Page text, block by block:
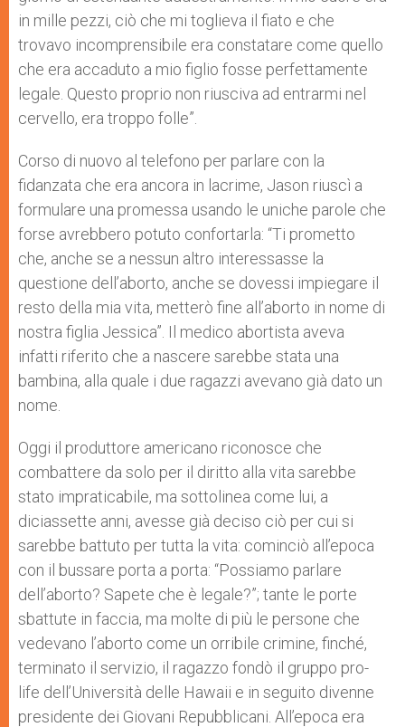
in mille pezzi, ciò che mi toglieva il fiato e che
trovavo incomprensibile era constatare come quello
che era accaduto a mio figlio fosse perfettamente
legale. Questo proprio non riusciva ad entrarmi nel
cervello, era troppo folle”.
Corso di nuovo al telefono per parlare con la
fidanzata che era ancora in lacrime, Jason riuscì a
formulare una promessa usando le uniche parole che
forse avrebbero potuto confortarla: “Ti prometto
che, anche se a nessun altro interessasse la
questione dell’aborto, anche se dovessi impiegare il
resto della mia vita, metterò fine all’aborto in nome di
nostra figlia Jessica”. Il medico abortista aveva
infatti riferito che a nascere sarebbe stata una
bambina, alla quale i due ragazzi avevano già dato un
nome.
Oggi il produttore americano riconosce che
combattere da solo per il diritto alla vita sarebbe
stato impraticabile, ma sottolinea come lui, a
diciassette anni, avesse già deciso ciò per cui si
sarebbe battuto per tutta la vita: cominciò all’epoca
con il bussare porta a porta: “Possiamo parlare
dell’aborto? Sapete che è legale?”; tante le porte
sbattute in faccia, ma molte di più le persone che
vedevano l’aborto come un orribile crimine, finché,
terminato il servizio, il ragazzo fondò il gruppo pro-
life dell’Università delle Hawaii e in seguito divenne
presidente dei Giovani Repubblicani. All’epoca era